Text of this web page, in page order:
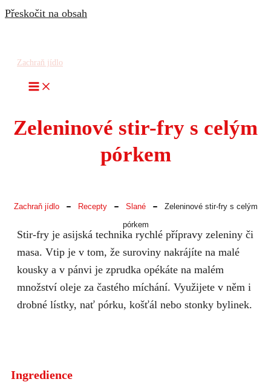
Přeskočit na obsah
Zachraň jídlo
Zeleninové stir-fry s celým
pórkem
Zachraň jídlo - Recepty - Slané -
Zeleninové stir-fry s celým
pórkem
Stir-fry je asijská technika rychlé přípravy zeleniny či
masa. Vtip je v tom, že suroviny nakrájíte na malé
kousky a v pánvi je zprudka opékáte na malém
množství oleje za častého míchání. Využijete v něm i
drobné lístky, nať pórku, košťál nebo stonky bylinek.
Ingredience